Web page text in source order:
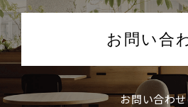
お問い合
お問い合わ